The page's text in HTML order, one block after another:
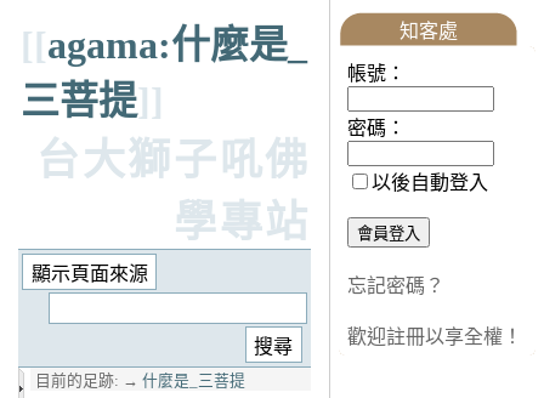
[[agama:什麼是_
三菩提]]
台大獅子吼佛
學專站
目前的足跡: → 什麼是_三菩提
知客處
帳號：
密碼：
以後自動登入
忘記密碼？
歡迎註冊以享全權！